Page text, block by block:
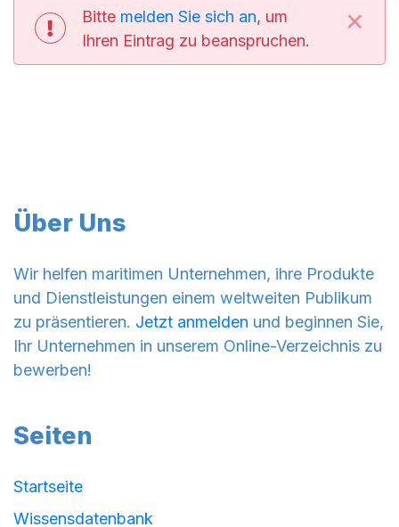
Bitte melden Sie sich an, um
Ihren Eintrag zu beanspruchen.
×
Über Uns
Wir helfen maritimen Unternehmen, ihre Produkte
und Dienstleistungen einem weltweiten Publikum
zu präsentieren. Jetzt anmelden und beginnen Sie,
Ihr Unternehmen in unserem Online-Verzeichnis zu
bewerben!
Seiten
Startseite
Wissensdatenbank